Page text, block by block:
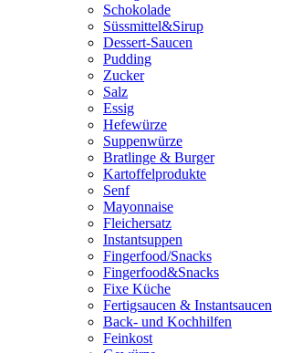
Schokolade
Süssmittel&Sirup
Dessert-Saucen
Pudding
Zucker
Salz
Essig
Hefewürze
Suppenwürze
Bratlinge & Burger
Kartoffelprodukte
Senf
Mayonnaise
Fleichersatz
Instantsuppen
Fingerfood/Snacks
Fingerfood&Snacks
Fixe Küche
Fertigsaucen & Instantsaucen
Back- und Kochhilfen
Feinkost